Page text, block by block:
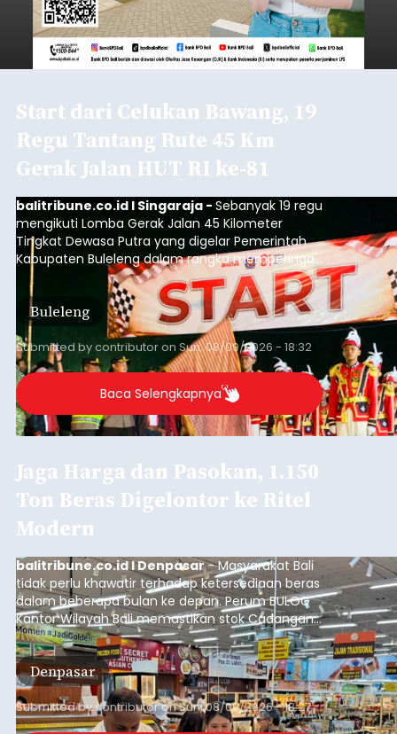
Start dari Celukan Bawang, 19
Regu Tantang Rute 45 Km
Gerak Jalan HUT RI ke-81
balitribune.co.id I Singaraja - Sebanyak 19 regu
mengikuti Lomba Gerak Jalan 45 Kilometer
Tingkat Dewasa Putra yang digelar Pemerintah
Kabupaten Buleleng dalam rangka memperingati
HUT ke-81 Kemerdekaan Republik Indonesia.
Lomba resmi dimulai dari Lapangan Sepak Bola
Desa Celukan Bawang, Sabtu (8/8/2026) malam.
Buleleng
Submitted bycontributoron Sun, 08/09/2026 - 18:32
Baca Selengkapnya
Jaga Harga dan Pasokan, 1.150
Ton Beras Digelontor ke Ritel
Modern
balitribune.co.id I Denpasar- Masyarakat Bali
tidak perlu khawatir terhadap ketersediaan beras
dalam beberapa bulan ke depan. Perum BULOG
Kantor Wilayah Bali memastikan stok Cadangan
Beras Pemerintah (CBP) masih dalam kondisi
aman, bahkan diproyeksikan mampu memenuhi
kebutuhan masyarakat hingga sekitar 10 bulan.
Denpasar
Submitted bycontributoronSun, 08/09/2026 - 18:27